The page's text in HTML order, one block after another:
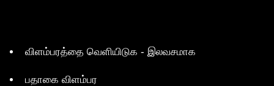
விளம்பரத்தை வெளியிடுக - இலவசமாக
பதாகை விளம்பர